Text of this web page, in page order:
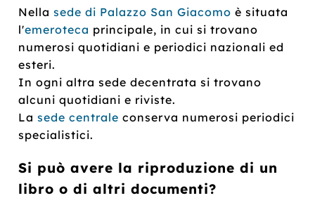
Nellasede di Palazzo San Giacomo è situata
l'emeroteca principale, in cui si trovano
numerosi quotidiani e periodici nazionali ed
esteri.
In ogni altra sede decentrata si trovano
alcuni quotidiani e riviste.
Lasede centrale conserva numerosi periodici
specialistici.
Si può avere la riproduzione di un
libro o di altri documenti?